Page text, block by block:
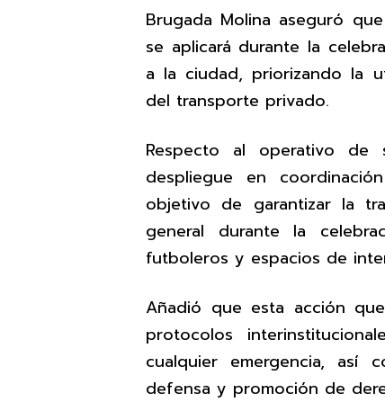
Brugada Molina aseguró
se aplicará durante la
a la ciudad, priorizando la
del transporte privado.
Respecto al operativo de
despliegue en
objetivo de garantizar la
general durante la
futboleros y espacios de
Añadió que esta acción
protocolos
cualquier emergencia,
defensa y promoción de